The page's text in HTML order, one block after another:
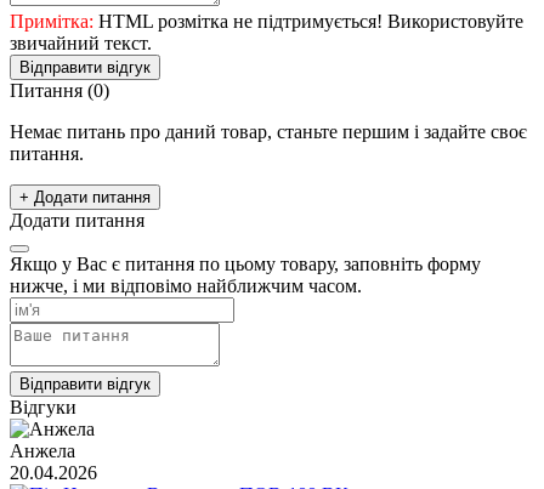
Примітка: HTML розмітка не підтримується! Використовуйте
звичайний текст.
Відправити відгук
Питання (0)
Немає питань про даний товар, станьте першим і задайте своє
питання.
+ Додати питання
Додати питання
Якщо у Вас є питання по цьому товару, заповніть форму
нижче, і ми відповімо найближчим часом.
Відправити відгук
Відгуки
Анжела
20.04.2026